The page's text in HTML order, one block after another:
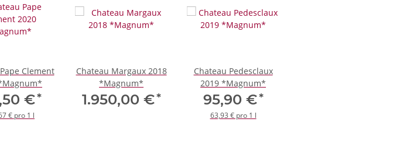
Clement
€*
€ pro 1 l
Chateau Margaux 2018
*Magnum*
1.950,00 €*
Chateau Pedesclaux
2019 *Magnum*
95,90 €*
63,93 € pro 1 l